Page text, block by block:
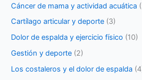
Cáncer de mama y actividad acuática
Cartílago articular y deporte (3)
Dolor de espalda y ejercicio físico (10)
Gestión y deporte (2)
Los costaleros y el dolor de espalda